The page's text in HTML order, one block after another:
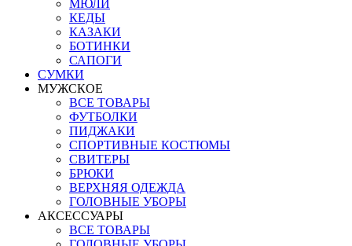
МЮЛИ
КЕДЫ
КАЗАКИ
БОТИНКИ
САПОГИ
СУМКИ
МУЖСКОЕ
ВСЕ ТОВАРЫ
ФУТБОЛКИ
ПИДЖАКИ
СПОРТИВНЫЕ КОСТЮМЫ
СВИТЕРЫ
БРЮКИ
ВЕРХНЯЯ ОДЕЖДА
ГОЛОВНЫЕ УБОРЫ
АКСЕССУАРЫ
ВСЕ ТОВАРЫ